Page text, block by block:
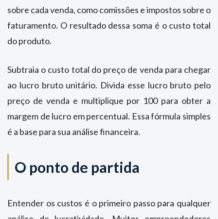
sobre cada venda, como comissões e impostos sobre o
faturamento. O resultado dessa soma é o custo total
do produto.
Subtraia o custo total do preço de venda para chegar
ao lucro bruto unitário. Divida esse lucro bruto pelo
preço de venda e multiplique por 100 para obter a
margem de lucro em percentual. Essa fórmula simples
é a base para sua análise financeira.
O ponto de partida
Entender os custos é o primeiro passo para qualquer